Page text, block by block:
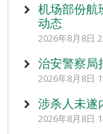
机场部份航
动态
2026年8月8日
治安警察局
2026年8月8日
涉杀人未遂
2026年8月8日